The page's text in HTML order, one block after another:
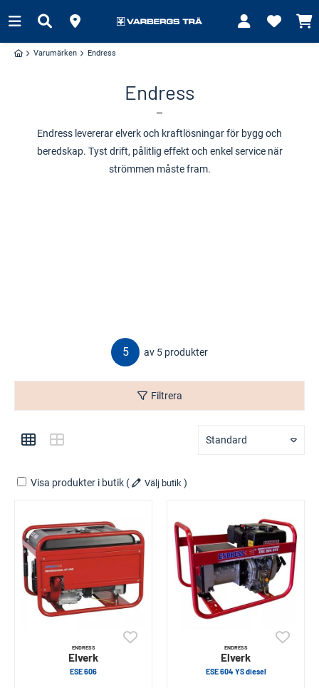
Varumärken Endress
Endress
Endress levererar elverk och kraftlösningar för bygg och
beredskap. Tyst drift, pålitlig effekt och enkel service när
strömmen måste fram.
5 av 5 produkter
Filtrera
Standard
Visa produkter i butik ( Välj butik )
ENDRESS
Elverk
ESE 606
ENDRESS
Elverk
ESE 604 YS diesel